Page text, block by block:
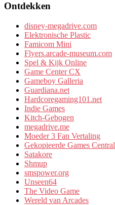
Ontdekken
disney-megadrive.com
Elektronische Plastic
Famicom Mini
Flyers.arcade-museum.com
Spel & Kijk Online
Game Center CX
Gameboy Galleria
Guardiana.net
Hardcoregaming101.net
Indie Games
Kitch-Gebogen
megadrive.me
Moeder 3 Fan Vertaling
Gekopieerde Games Central
Satakore
Shmup
smspower.org
Unseen64
The Video Game
Wereld van Arcades